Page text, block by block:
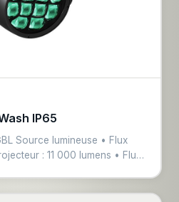
IP65
lumineuse • Flux
: 11 000 lumens • Flux